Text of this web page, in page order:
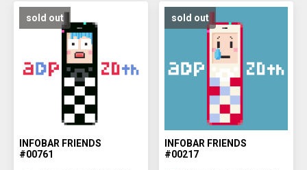
sold out
INFOBAR FRIENDS
#00761
sold out
INFOBAR FRIENDS
#00217